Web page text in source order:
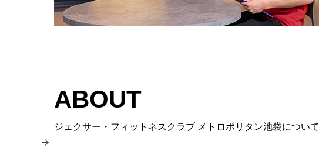
ABOUT
ジェクサー・フィットネスクラブ メトロポリタン池袋について